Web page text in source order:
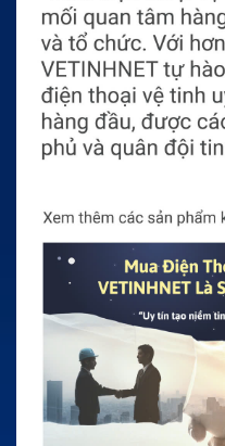
quản đúng cách sẽ giúp
Pin có dải nhiệt độ xả từ
hợp với nhiều điều kiện
bảo quản pin ở nơi khô
Pin Li-Ion Model TT-
lượng 3100mAh, điện áp